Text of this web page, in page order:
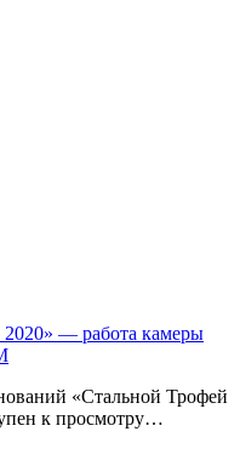
— работа камеры
«Стальной Трофей
к просмотру…